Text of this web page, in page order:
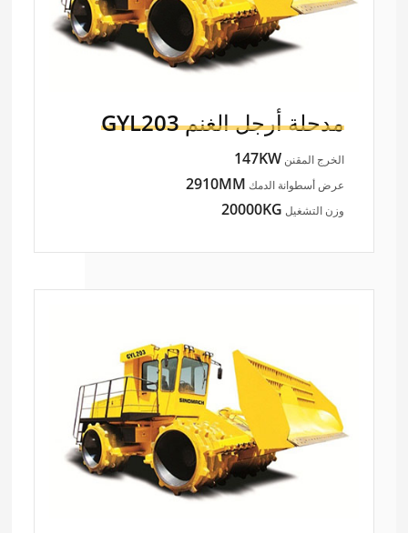
مدحلة أرجل الغنمGYL203
الخرج المقنن147KW
عرض أسطوانة الدمك 2910MM
وزن التشغيل 20000KG